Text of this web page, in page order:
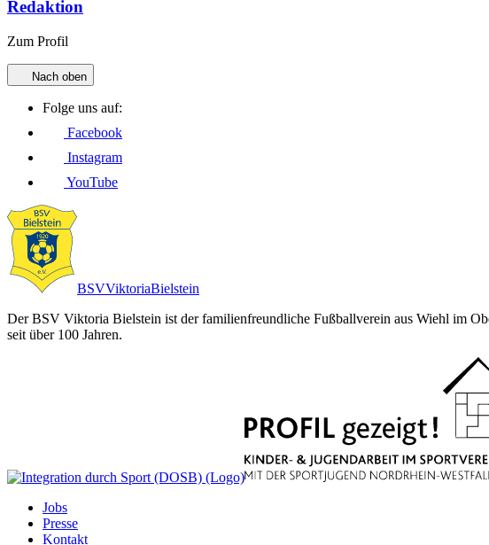
Redaktion
Zum Profil
Nach oben
Folge uns auf:
Facebook
Instagram
YouTube
BSVViktoriaBielstein
Der BSV Viktoria Bielstein ist der familienfreundliche Fußballverein aus Wiehl im
seit über 100 Jahren.
Jobs
Presse
Kontakt